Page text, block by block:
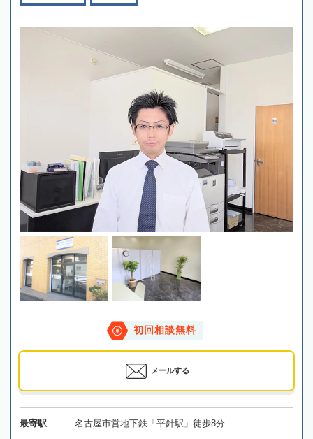
初回相談無料
メールする
最寄駅 名古屋市営地下鉄「平針駅」徒歩8分